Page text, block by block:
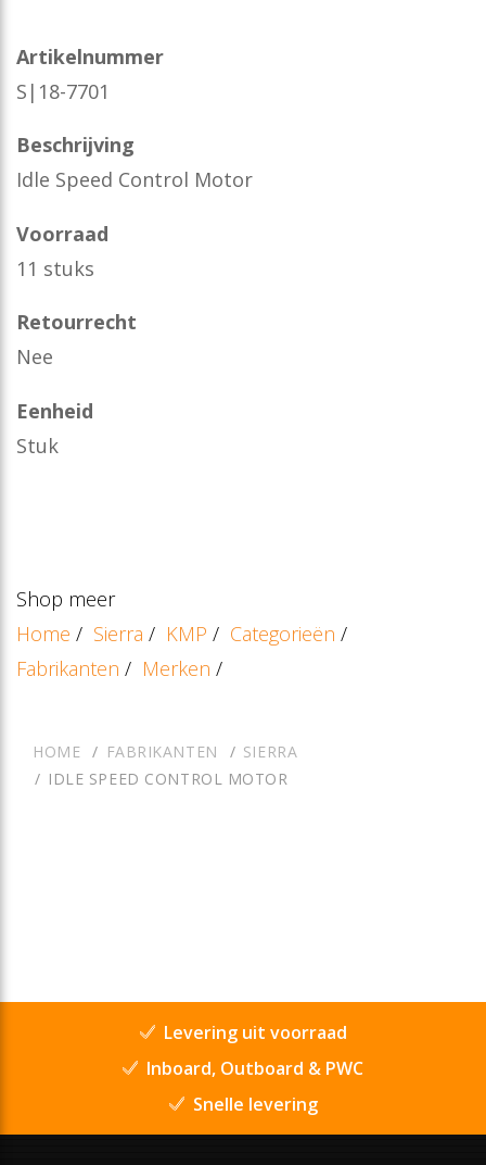
Artikelnummer
S|18-7701
Beschrijving
Idle Speed Control Motor
Voorraad
11 stuks
Retourrecht
Nee
Eenheid
Stuk
Shop meer
Home / Sierra / KMP / Categorieën /
Fabrikanten / Merken /
HOME FABRIKANTEN
SIERRA
IDLE SPEED CONTROL MOTOR
Levering uit voorraad
Inboard, Outboard & PWC
Snelle levering